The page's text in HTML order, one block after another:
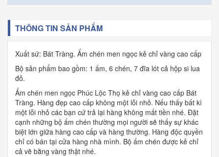
THÔNG TIN SẢN PHẨM
Xuất sứ: Bát Tràng. Ấm chén men ngọc kẻ chỉ vàng cao cấp
Bộ sản phẩm bao gồm: 1 ấm, 6 chén, 7 đĩa lót cả hộp si lua
đỏ.
Ấm chén men ngọc Phúc Lộc Thọ kẻ chỉ vàng cao cấp Bát
Tràng. Hàng đẹp cao cấp không một lỗi nhỏ. Nếu thấy bất kì
một lỗi nhỏ các bạn cứ trả lại hàng không mất tiền nhé. Đặt
cạnh những bộ ấm chén thường mọi người sẽ thấy sự khác
biệt lớn giữa hàng cao cấp và hàng thường. Hàng độc quyền
chỉ có bán tại cửa hàng nhà mình. Bộ ấm chén được kẻ chỉ
cả vẽ bằng vàng thật nhé.